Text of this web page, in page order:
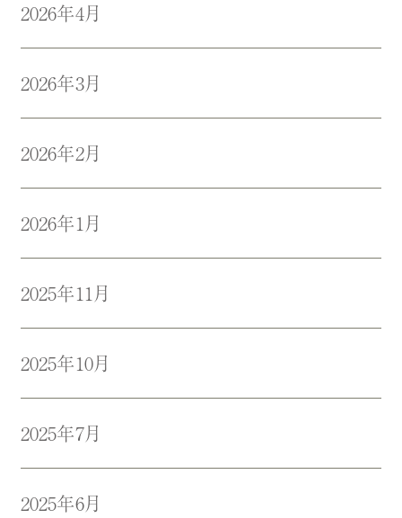
2026年4月
2026年3月
2026年2月
2026年1月
2025年11月
2025年10月
2025年7月
2025年6月